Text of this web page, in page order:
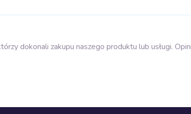
dokonali zakupu naszego produktu lub usługi.